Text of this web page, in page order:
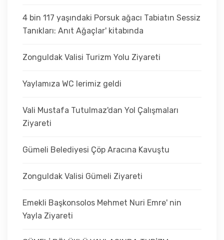
4 bin 117 yaşındaki Porsuk ağacı Tabiatın Sessiz
Tanıkları: Anıt Ağaçlar' kitabında
Zonguldak Valisi Turizm Yolu Ziyareti
Yaylamıza WC lerimiz geldi
Vali Mustafa Tutulmaz'dan Yol Çalışmaları
Ziyareti
Gümeli Belediyesi Çöp Aracına Kavuştu
Zonguldak Valisi Gümeli Ziyareti
Emekli Başkonsolos Mehmet Nuri Emre' nin
Yayla Ziyareti